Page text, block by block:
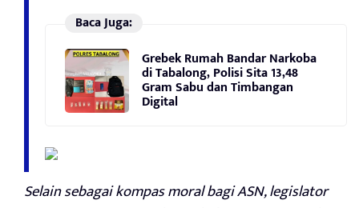
Baca Juga:
Grebek Rumah Bandar Narkoba
di Tabalong, Polisi Sita 13,48
Gram Sabu dan Timbangan
Digital
Selain sebagai kompas moral bagi ASN, legislator